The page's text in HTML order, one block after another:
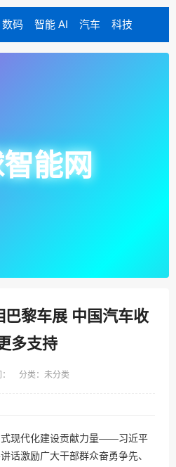
数码 智能 AI 汽车 科技
能网
黎车展 中国汽车收
多支持
： 分类：未分类
式现代化建设贡献力量——习近平
话激励广大干部群众奋勇争先、